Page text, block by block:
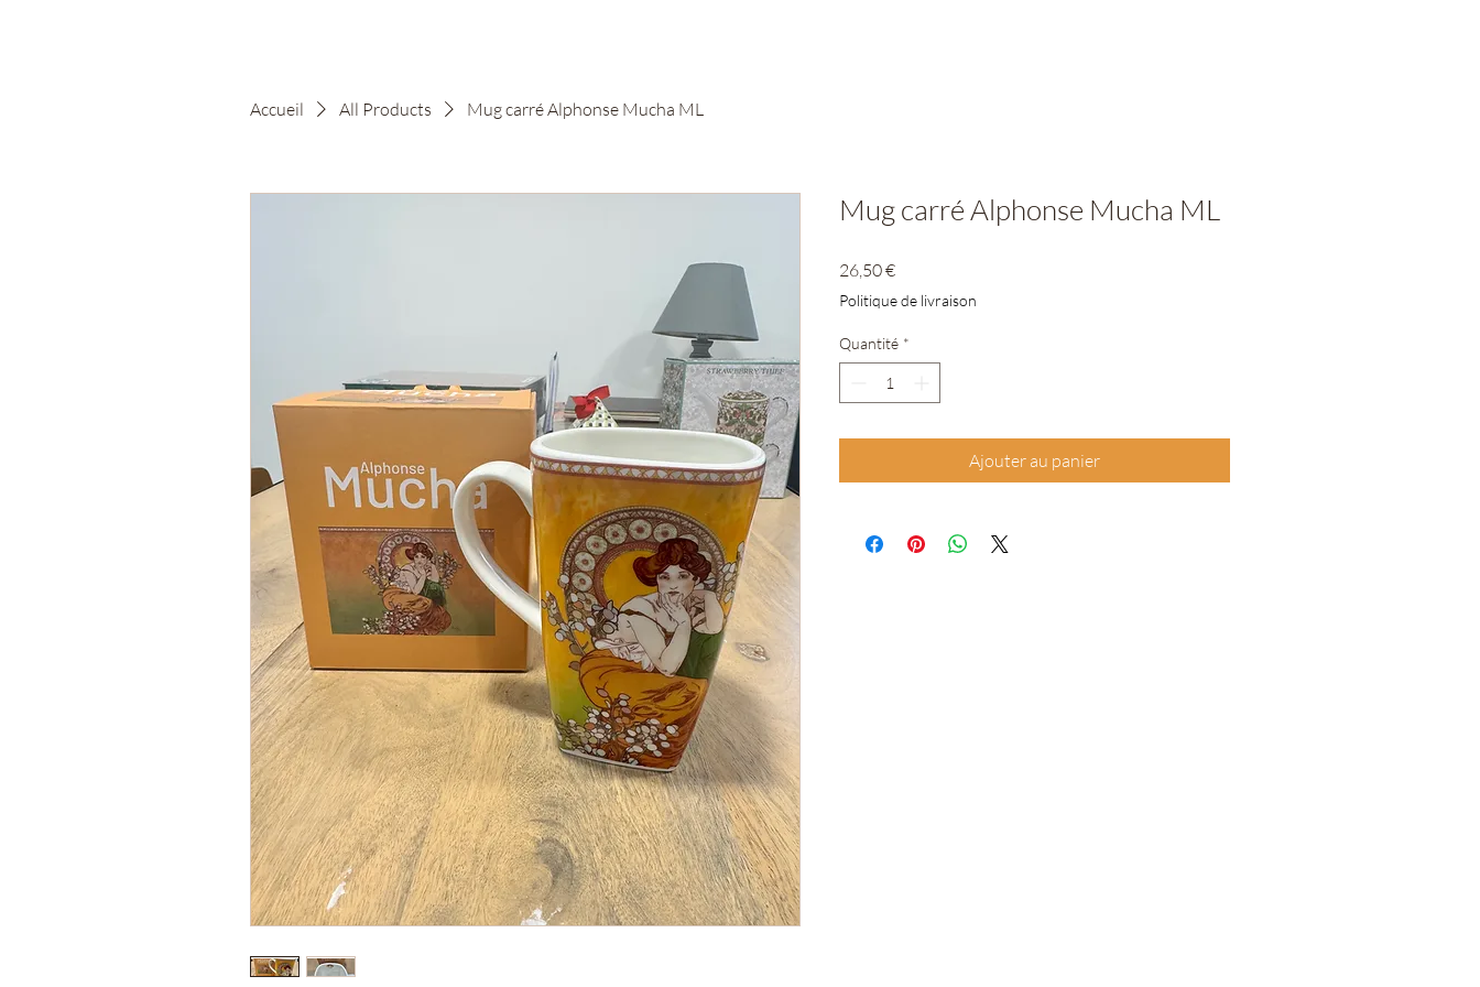
Accueil All Products Mug carré Alphonse Mucha ML
Mug carré Alphonse Mucha ML
26,50 €Prix
Politique de livraison
Quantité *
Ajouter au panier